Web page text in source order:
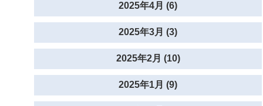
2025年4月 (6)
2025年3月 (3)
2025年2月 (10)
2025年1月 (9)